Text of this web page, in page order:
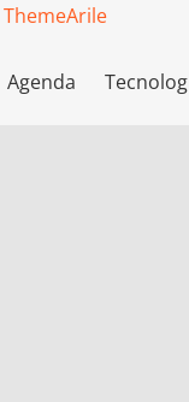
ThemeArile
Agenda